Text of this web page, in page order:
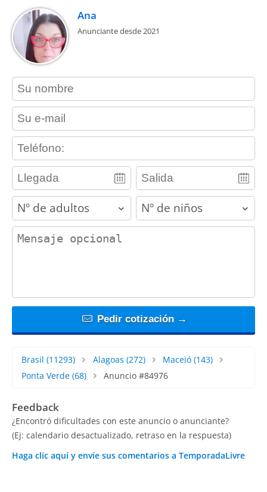
Ana
Anunciante desde 2021
contact_name
contact_email
contact_phone
adults children
contact_message
Pedir cotización →
Brasil (11293) Alagoas (272) Maceió (143)
Ponta Verde (68) Anuncio #84976
Feedback
¿Encontró dificultades con este anuncio o anunciante?
(Ej: calendario desactualizado, retraso en la respuesta)
Haga clic aquí y envíe sus comentarios a TemporadaLivre